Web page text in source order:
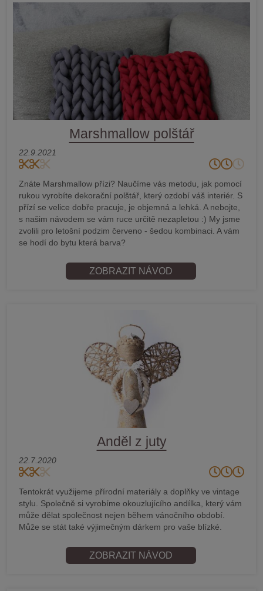
Marshmallow polštář
22.9.2021
Znáte Marshmallow přízi? Naučíme vás metodu, jak pomocí
rukou vyrobíte dekorační polštář, který ozdobí váš interiér. S
přízí se velice dobře pracuje, je objemná a lehká. A nebojte,
s našim návodem se vám ruce určitě nezapletou :) My jsme
zvolili pro letošní podzim červeno - šedou kombinaci. A vám
se hodí do bytu která barva?
ZOBRAZIT NÁVOD
Anděl z juty
22.7.2020
Tentokrát využijeme přírodní materiály a doplňky ve vintage
stylu. Společně si vyrobíme okouzlujícího andílka, který vám
může dělat společnost nejen během vánočního období.
Může se stát také výjimečným dárkem pro vaše blízké.
ZOBRAZIT NÁVOD